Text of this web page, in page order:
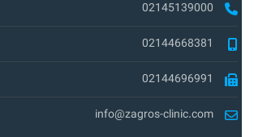
02145139000
02144668381
02144696991
info@zagros-clinic.com